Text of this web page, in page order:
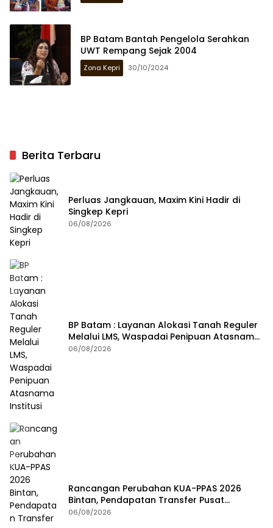
BP Batam Bantah Pengelola Serahkan
UWT Rempang Sejak 2004
Zona Kepri 30/10/2024
Berita Terbaru
Perluas Jangkauan, Maxim Kini Hadir di
Singkep Kepri
06/08/2026
BP Batam : Layanan Alokasi Tanah Reguler
Melalui LMS, Waspadai Penipuan Atasnama
Institusi
06/08/2026
Rancangan Perubahan KUA-PPAS 2026
Bintan, Pendapatan Transfer Pusat
Diproyeksi Naik Rp1,41 Miliar
06/08/2026